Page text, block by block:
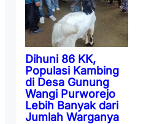
Dihuni 86 KK,
Populasi Kambing
di Desa Gunung
Wangi Purworejo
Lebih Banyak dari
Jumlah Warganya